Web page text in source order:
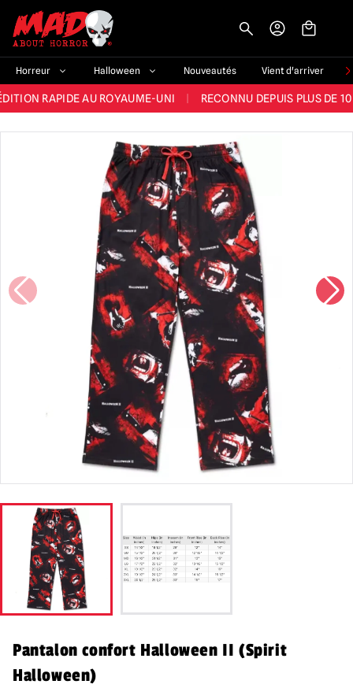
Horreur Halloween Nouveautés Vient d'arriver
ET LA MEILLEURE GAMME DU ROYAUME-UNI PLUS DE 60 000
RAPIDE AU ROYAUME-UNI RECONNU DEPUIS PLUS DE
GAMME D'HALLOWEEN AU ROYAUME-UNI
ET LA MEILLEURE GAMME DU ROYAUME-UNI | PLUS DE 60 000
Pantalon confort Halloween II (Spirit
Halloween)